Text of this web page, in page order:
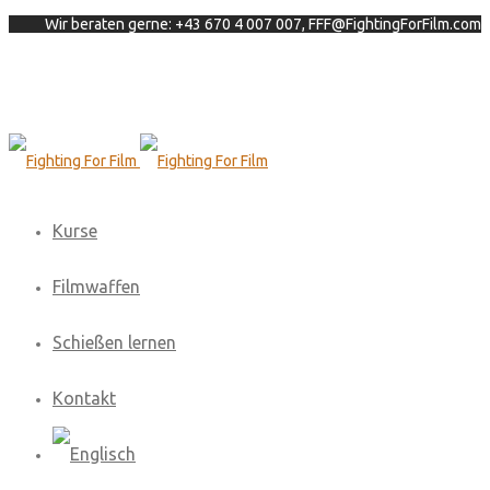
Wir beraten gerne: +43 670 4 007 007, FFF@FightingForFilm.com
Kurse
Filmwaffen
Schießen lernen
Kontakt